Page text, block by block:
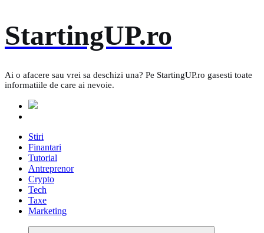
to
content
StartingUP.ro
Ai o afacere sau vrei sa deschizi una? Pe StartingUP.ro gasesti toate
informatiile de care ai nevoie.
Stiri
Finantari
Tutorial
Antreprenor
Crypto
Tech
Taxe
Marketing